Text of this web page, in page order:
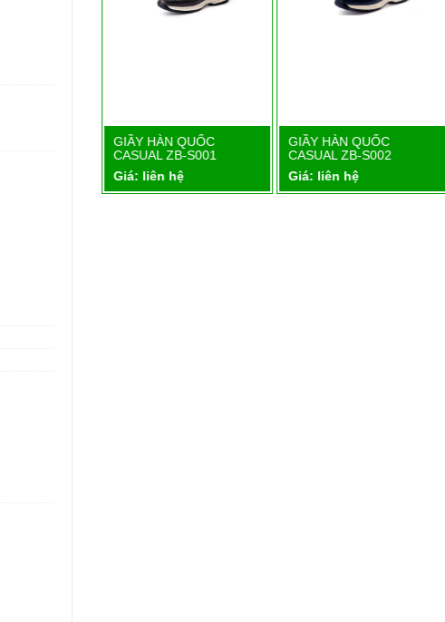
Chi tiết
GIẦY HÀN QUỐC
CASUAL ZB-S001
Giá: liên hệ
Chi tiết
GIẦY HÀN QUỐC
CASUAL ZB-S002
Giá: liên hệ